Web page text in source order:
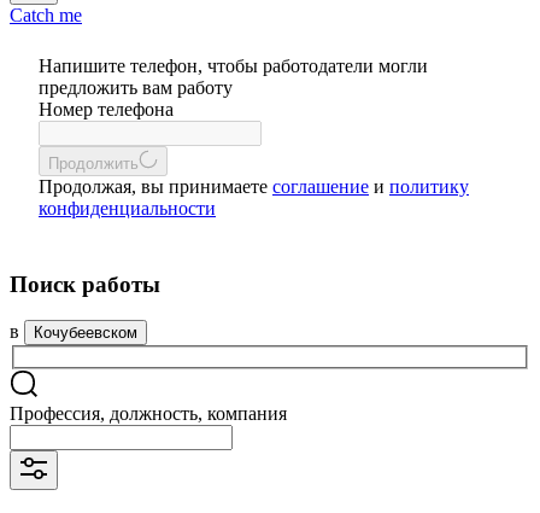
Catch me
Напишите телефон, чтобы работодатели могли
предложить вам работу
Номер телефона
Продолжить
Продолжая, вы принимаете соглашение и политику
конфиденциальности
Поиск работы
в Кочубеевском
Профессия, должность, компания